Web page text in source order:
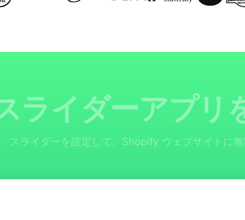
ライダーアプリ
スライダーを設定して、Shopify ウェブサイトに無